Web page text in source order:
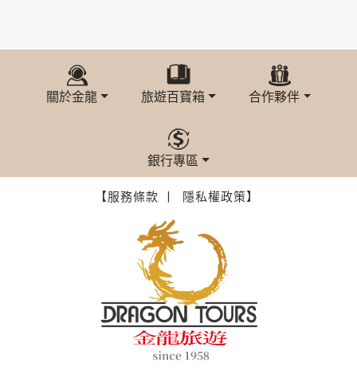
個人的資料，其範圍如下：
本網站在您使用服務信箱、問卷調查等互動性功能時，會保留
您所提供的姓名、電子郵件地址、聯絡方式及使用時間等。
於一般瀏覽時，伺服器會自行記錄相關行徑，包括您使用連線
錄等，做為我們增進網站服務的參考依據，此記錄為內部應
為提供精確的服務，我們會將收集的問卷調查內容進行統計與
分析，分析結果之統計數據或說明文字呈現，除供內部研究
外，我們會視需要公佈統計數據及說明文字，但不涉及特定個
除非取得您的同意或其他法令之特別規定，本網站絕不會將您
的個人資料揭露予第三人或使用於蒐集目的以外之其他用途。
在您於本網站註冊帳號、使用本網站相關產品、服務、活動或
贈獎時，本網站會收集您的個人識別資料，本網站也可以從商
當客戶在本網站註冊時，我們會取得您的姓名、電話、住址、
身份證字號、電子郵件、出生日期、性別、行業等相關資料，
當您註冊成功，並登入使用我們的服務後，我們即取得您的資
料。註冊時，本網站取得您的姓名、電話、住址、身份證字
關於金龍 旅遊百寶箱 合作夥伴
銀行專區
【服務條款 丨 隱私權政策】